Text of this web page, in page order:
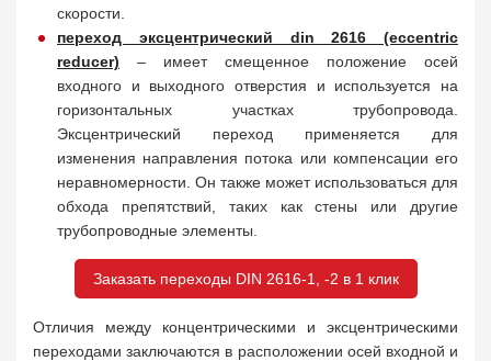
скорости.
переход эксцентрический din 2616 (eccentric
reducer) – имеет смещенное положение осей
входного и выходного отверстия и используется на
горизонтальных участках трубопровода.
Эксцентрический переход применяется для
изменения направления потока или компенсации его
неравномерности. Он также может использоваться для
обхода препятствий, таких как стены или другие
трубопроводные элементы.
Заказать переходы DIN 2616-1, -2 в 1 клик
Отличия между концентрическими и эксцентрическими
переходами заключаются в расположении осей входной и